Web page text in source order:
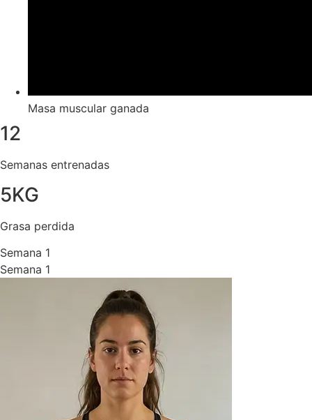
Masa muscular ganada
12
Semanas entrenadas
5KG
Grasa perdida
Semana 1
Semana 1